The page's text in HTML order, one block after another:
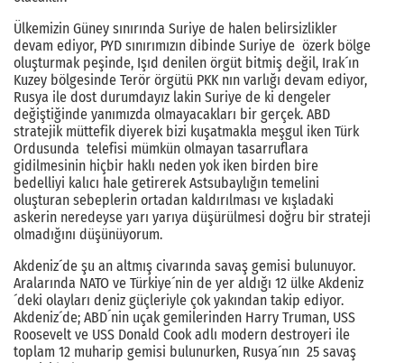
Ülkemizin Güney sınırında Suriye de halen belirsizlikler
devam ediyor, PYD sınırımızın dibinde Suriye de özerk bölge
oluşturmak peşinde, Işıd denilen örgüt bitmiş değil, Irak´ın
Kuzey bölgesinde Terör örgütü PKK nın varlığı devam ediyor,
Rusya ile dost durumdayız lakin Suriye de ki dengeler
değiştiğinde yanımızda olmayacakları bir gerçek. ABD
stratejik müttefik diyerek bizi kuşatmakla meşgul iken Türk
Ordusunda telefisi mümkün olmayan tasarruflara
gidilmesinin hiçbir haklı neden yok iken birden bire
bedelliyi kalıcı hale getirerek Astsubaylığın temelini
oluşturan sebeplerin ortadan kaldırılması ve kışladaki
askerin neredeyse yarı yarıya düşürülmesi doğru bir strateji
olmadığını düşünüyorum.
Akdeniz´de şu an altmış civarında savaş gemisi bulunuyor.
Aralarında NATO ve Türkiye´nin de yer aldığı 12 ülke Akdeniz
´deki olayları deniz güçleriyle çok yakından takip ediyor.
Akdeniz´de; ABD´nin uçak gemilerinden Harry Truman, USS
Roosevelt ve USS Donald Cook adlı modern destroyeri ile
toplam 12 muharip gemisi bulunurken, Rusya´nın 25 savaş